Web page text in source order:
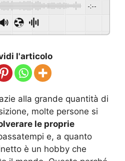
-:--
l'articolo
alla grande quantità di
molte persone si
le proprie
e, a quanto
è un hobby che